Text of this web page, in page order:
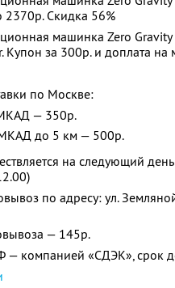
2370р. Скидка 56%
машинка Zero
Купон за 300р. и доплата на
по Москве:
— 350р.
до 5 км — 500р.
на следующий
по адресу: ул.
— 145р.
— компанией «СДЭК», срок